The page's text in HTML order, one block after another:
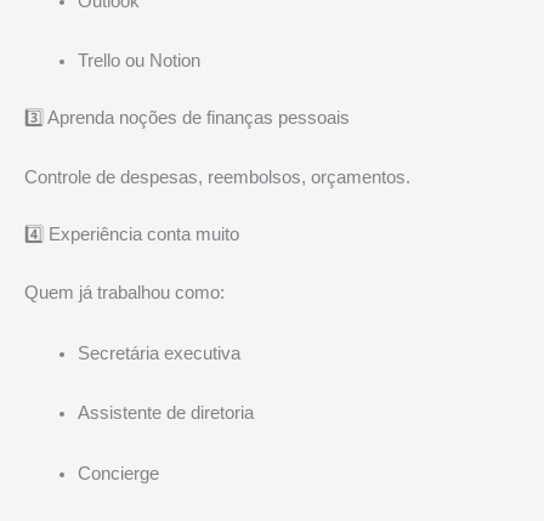
Trello ou Notion
3️⃣ Aprenda noções de finanças pessoais
Controle de despesas, reembolsos, orçamentos.
4️⃣ Experiência conta muito
Quem já trabalhou como:
Secretária executiva
Assistente de diretoria
Concierge